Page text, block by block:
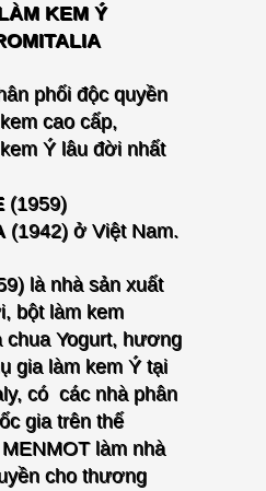
KEM Ý
phối độc quyền
cao cấp,
Ý lâu đời nhất
(1959)
(1942) ở Việt Nam.
là nhà sản xuất
bột làm kem
chua Yogurt, hương
gia làm kem Ý tại
có các nhà phân
gia trên thế
làm nhà
cho thương